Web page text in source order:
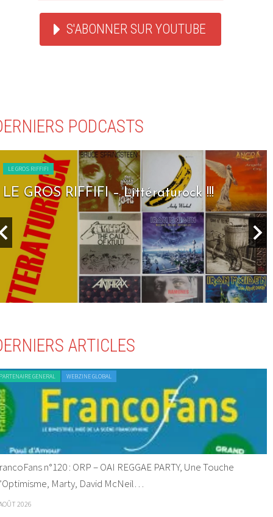
S'ABONNER SUR YOUTUBE
PODCASTS
LE GROS RIFFIFI
LE GROS RIFFIFI – Littératurock !!!
ARTICLES
GENERAL WEBZINE GLOBAL
n°120 : ORP – OAI REGGAE PARTY, Une Touche
Marty, David McNeil…
2026